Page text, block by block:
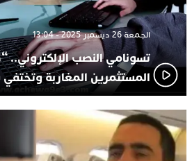
الجمعة 26 ديسمبر 2025 - 13:04
المستثمرين المغاربة